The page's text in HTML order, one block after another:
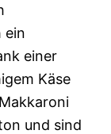
ein
einer
Käse
und sind